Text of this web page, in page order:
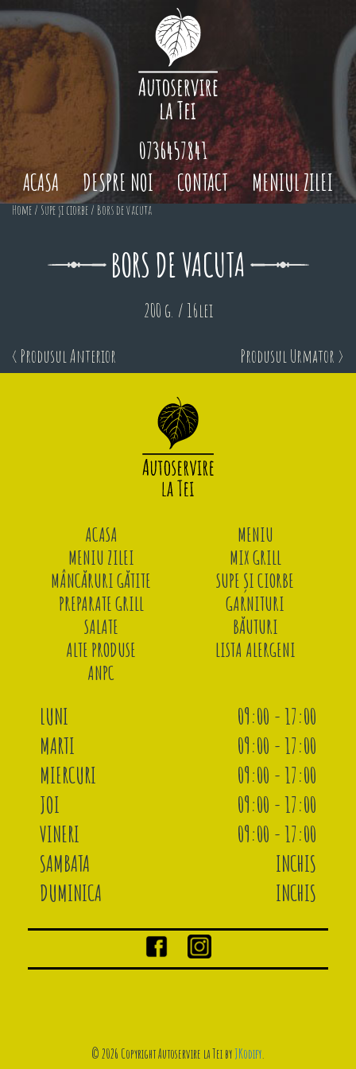
ACASA DESPRE NOI CONTACT MENIUL ZILEI
0736457841
Home / Supe și ciorbe / Bors de vacuta
BORS DE VACUTA
200 g. / 16lei
< Produsul Anterior Produsul Urmator >
ACASA
MENIU
MENIU ZILEI
MIX GRILL
MÂNCĂRURI GĂTITE
SUPE ȘI CIORBE
PREPARATE GRILL
GARNITURI
SALATE
BĂUTURI
ALTE PRODUSE
LISTA ALERGENI
ANPC
LUNI
09:00 - 17:00
MARTI
09:00 - 17:00
MIERCURI
09:00 - 17:00
JOI
09:00 - 17:00
VINERI
09:00 - 17:00
SAMBATA
INCHIS
DUMINICA
INCHIS
© 2026 Copyright Autoservire la Tei byJKodify.